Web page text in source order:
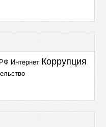
Интернет Коррупция